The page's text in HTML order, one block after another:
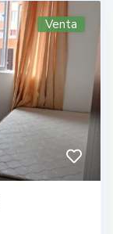
Venta